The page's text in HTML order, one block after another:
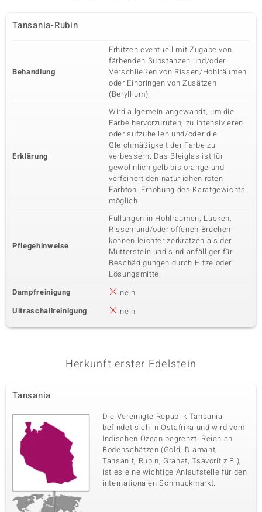
Fassung
Fünfter Edelstein
Anzahl und Größe
19 à 1 mm
Schliff
Rundschliff
Pavéfassung
Herkunft
Afrika
Tansania-Rubin
Behandlung
Erhitzen eventuell mit Zugabe von
färbenden Substanzen und/oder
Verschließen von Rissen/Hohlräumen
oder Einbringen von Zusätzen
(Beryllium)
Erklärung
Wird allgemein angewandt, um die
Farbe hervorzurufen, zu intensivieren
oder aufzuhellen und/oder die
Gleichmäßigkeit der Farbe zu
verbessern. Das Bleiglas ist für
gewöhnlich gelb bis orange und
verfeinert den natürlichen roten
Farbton. Erhöhung des Karatgewichts
möglich.
Pflegehinweise
Füllungen in Hohlräumen, Lücken,
Rissen und/oder offenen Brüchen
können leichter zerkratzen als der
Mutterstein und sind anfälliger für
Beschädigungen durch Hitze oder
Lösungsmittel
Dampfreinigung
nein
Ultraschallreinigung
nein
Herkunft erster Edelstein
Tansania
Die Vereinigte Republik Tansania
befindet sich in Ostafrika und wird vom
Indischen Ozean begrenzt. Reich an
Bodenschätzen (Gold, Diamant,
Tansanit, Rubin, Granat, Tsavorit z.B.),
ist es eine wichtige Anlaufstelle für den
internationalen Schmuckmarkt.